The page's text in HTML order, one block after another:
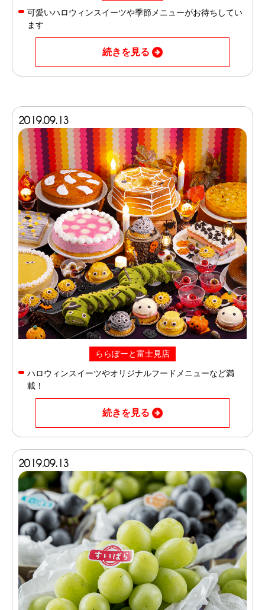
可愛いハロウィンスイーツや季節メニューがお待ちしてい
ます
続きを見る
2019.09.13
ららぽーと富士見店
ハロウィンスイーツやオリジナルフードメニューなど満
載！
続きを見る
2019.09.13